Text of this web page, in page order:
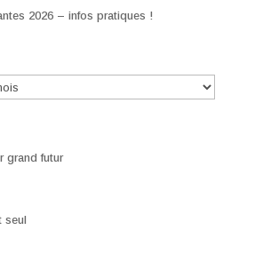
2026 – infos pratiques !
grand futur
seul